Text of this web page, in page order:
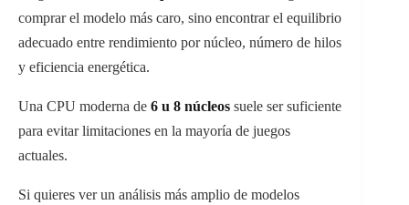
comprar el modelo más caro, sino encontrar el equilibrio
adecuado entre rendimiento por núcleo, número de hilos
y eficiencia energética.
Una CPU moderna de 6 u 8 núcleos suele ser suficiente
para evitar limitaciones en la mayoría de juegos
actuales.
Si quieres ver un análisis más amplio de modelos